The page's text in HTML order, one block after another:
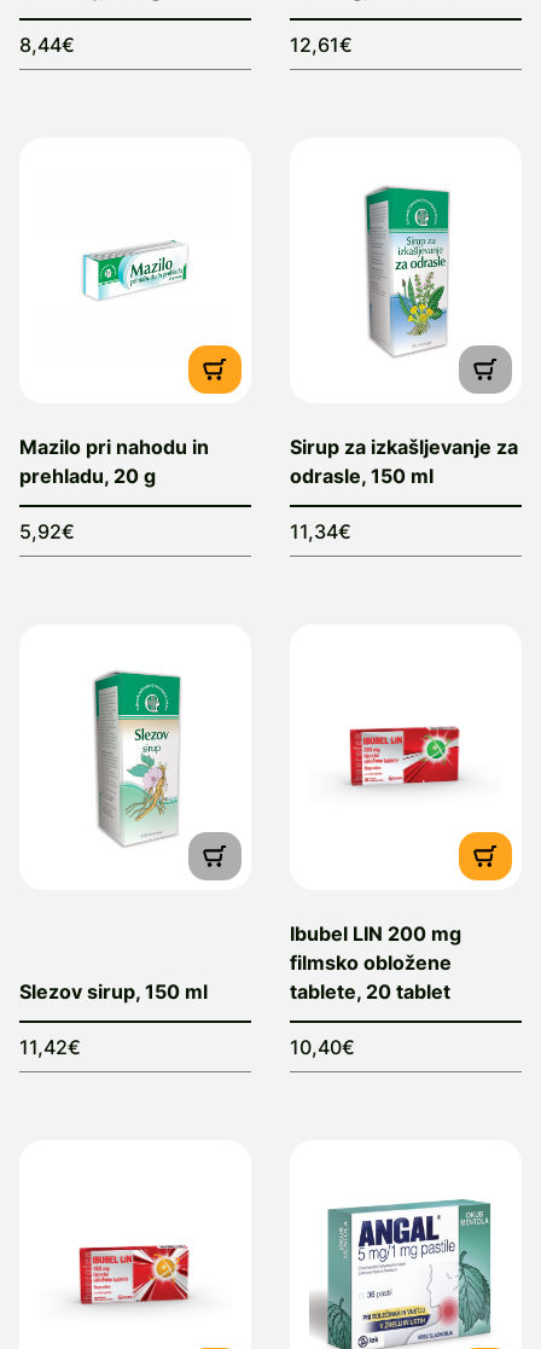
8,44€ 12,61€
Mazilo pri nahodu in
prehladu, 20 g
5,92€
Sirup za izkašljevanje za
odrasle, 150 ml
11,34€
Slezov sirup, 150 ml
11,42€
Ibubel LIN 200 mg
filmsko obložene
tablete, 20 tablet
10,40€